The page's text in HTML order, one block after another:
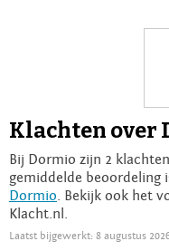
Login
Klachten over
Bij Dormio zijn 2
gemiddelde beoordeling
Dormio . Bekijk ook het
Klacht.nl.
Laatst bijgewerkt: 8 augustus